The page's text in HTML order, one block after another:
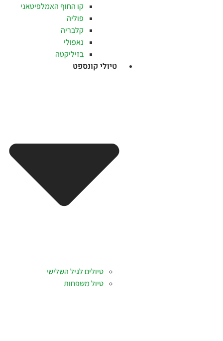
קו החוף האמלפיטאני
פוליה
קלבריה
נאפולי
בזיליקטה
טיולי קונספט
טיולים לגיל השלישי
טיול משפחות